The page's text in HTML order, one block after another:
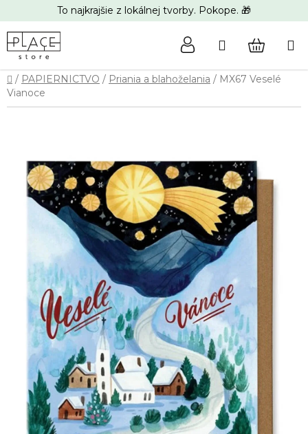
na
obsah
To najkrajšie z lokálnej tvorby. Pokope. 🎁
Hľadať
KOŠÍK
Domov
/ PAPIERNICTVO / Priania a blahoželania / MX67 Veselé
Vianoce